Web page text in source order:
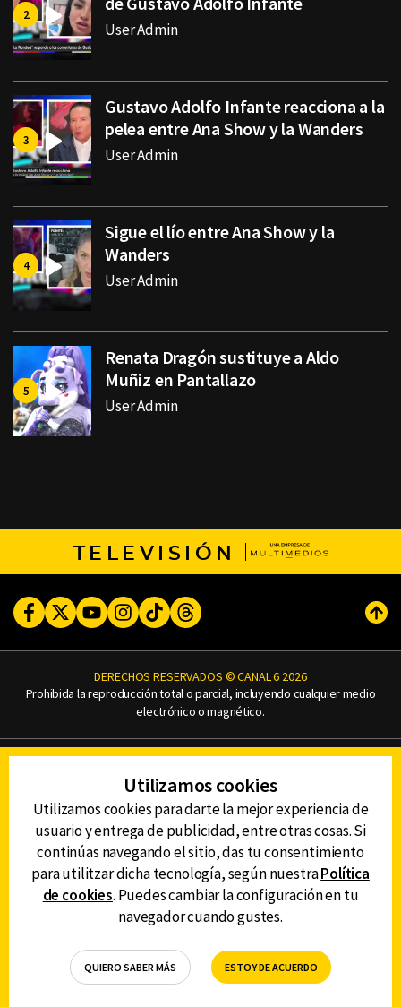
User Admin
Gustavo Adolfo Infante reacciona a la
pelea entre Ana Show y la Wanders
User Admin
Sigue el lío entre Ana Show y la
Wanders
User Admin
Renata Dragón sustituye a Aldo
Muñiz en Pantallazo
User Admin
TELEVISIÓN
FacebookTwitterYoutubeInstagram
TikTokThreads
DERECHOS RESERVADOS © CANAL 6 2026
Prohibida la reproducción total o parcial, incluyendo cualquier medio
electrónico o magnético.
AVISO DE PRIVACIDAD
AVISO LEGAL
DEFENSORÍA DE LAS AUDIENCIAS
DESCARGA LA APP DE CANAL 6
Utilizamos cookies
Utilizamos cookies para darte la mejor experiencia de
usuario y entrega de publicidad, entre otras cosas. Si
continúas navegando el sitio, das tu consentimiento
para utilitzar dicha tecnología, según nuestraPolítica
de cookies. Puedes cambiar la configuración en tu
navegador cuando gustes.
QUIERO SABER MÁS ESTOY DE ACUERDO